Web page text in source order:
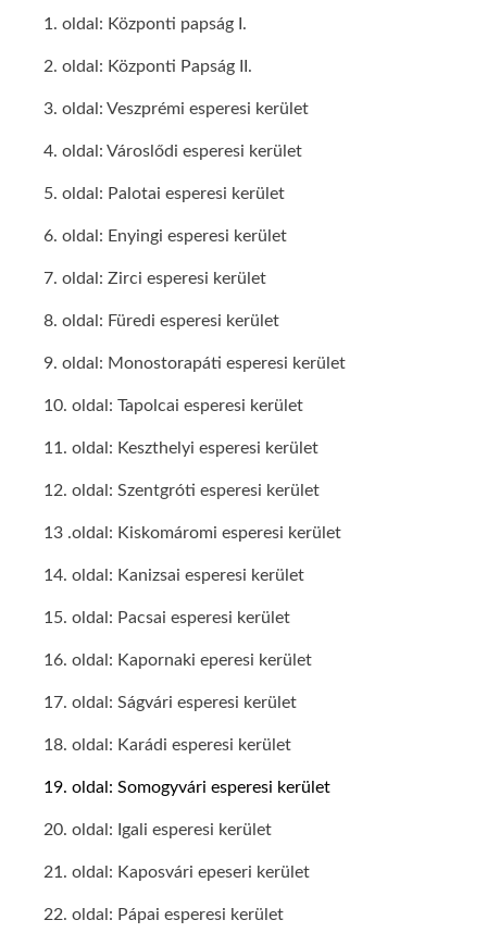
1. oldal: Központi papság I.
2. oldal: Központi Papság II.
3. oldal: Veszprémi esperesi kerület
4. oldal: Városlődi esperesi kerület
5. oldal: Palotai esperesi kerület
6. oldal: Enyingi esperesi kerület
7. oldal: Zirci esperesi kerület
8. oldal: Füredi esperesi kerület
9. oldal: Monostorapáti esperesi kerület
10. oldal: Tapolcai esperesi kerület
11. oldal: Keszthelyi esperesi kerület
12. oldal: Szentgróti esperesi kerület
13 .oldal: Kiskomáromi esperesi kerület
14. oldal: Kanizsai esperesi kerület
15. oldal: Pacsai esperesi kerület
16. oldal: Kapornaki eperesi kerület
17. oldal: Ságvári esperesi kerület
18. oldal: Karádi esperesi kerület
19. oldal: Somogyvári esperesi kerület
20. oldal: Igali esperesi kerület
21. oldal: Kaposvári epeseri kerület
22. oldal: Pápai esperesi kerület